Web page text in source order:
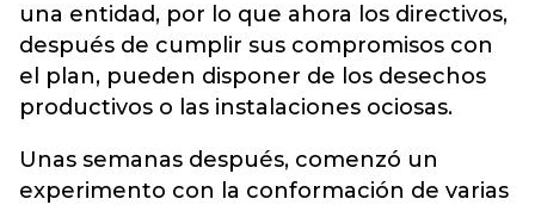
una entidad, por lo que ahora los directivos,
después de cumplir sus compromisos con
el plan, pueden disponer de los desechos
productivos o las instalaciones ociosas.
Unas semanas después, comenzó un
experimento con la conformación de varias